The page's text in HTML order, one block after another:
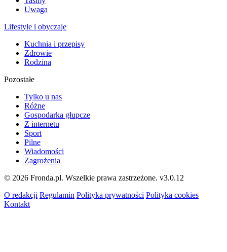
Uwaga
Lifestyle i obyczaje
Kuchnia i przepisy
Zdrowie
Rodzina
Pozostałe
Tylko u nas
Różne
Gospodarka głupcze
Z internetu
Sport
Pilne
Wiadomości
Zagrożenia
© 2026 Fronda.pl. Wszelkie prawa zastrzeżone. v3.0.12
O redakcji Regulamin Polityka prywatności Polityka cookies
Kontakt